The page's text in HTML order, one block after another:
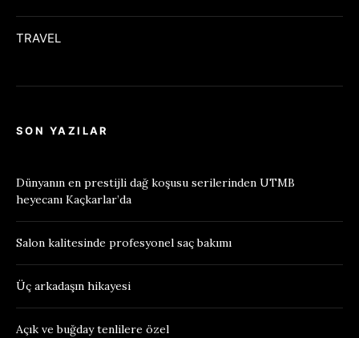
TRAVEL
SON YAZILAR
Dünyanın en prestijli dağ koşusu serilerinden UTMB
heyecanı Kaçkarlar’da
Salon kalitesinde profesyonel saç bakımı
Üç arkadaşın hikayesi
Açık ve buğday tenlilere özel